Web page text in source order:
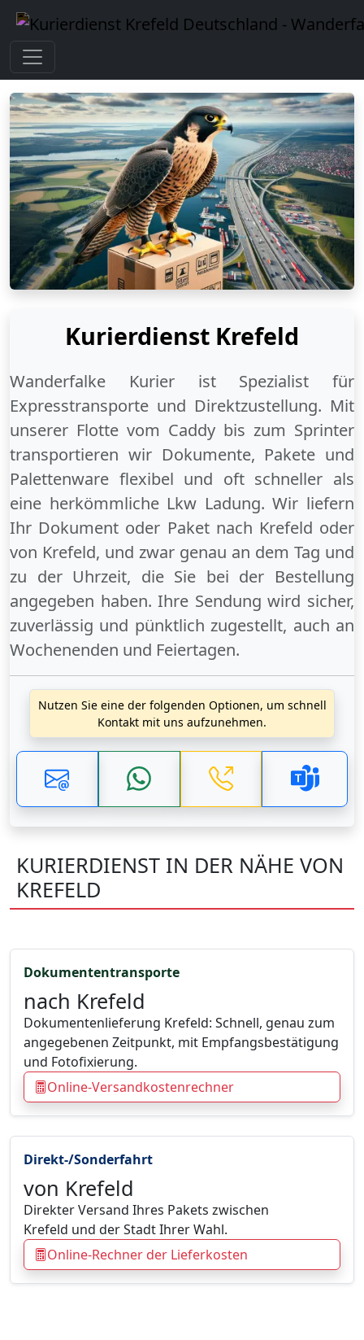
Kurierdienst Krefeld
Wanderfalke Kurier ist Spezialist für
Expresstransporte und Direktzustellung. Mit
unserer Flotte vom Caddy bis zum Sprinter
transportieren wir Dokumente, Pakete und
Palettenware flexibel und oft schneller als
eine herkömmliche Lkw Ladung. Wir liefern
Ihr Dokument oder Paket nach Krefeld oder
von Krefeld, und zwar genau an dem Tag und
zu der Uhrzeit, die Sie bei der Bestellung
angegeben haben. Ihre Sendung wird sicher,
zuverlässig und pünktlich zugestellt, auch an
Wochenenden und Feiertagen.
Nutzen Sie eine der folgenden Optionen, um schnell
Kontakt mit uns aufzunehmen.
KURIERDIENST IN DER NÄHE VON
KREFELD
Direkt-/Sonderfahrt
von Krefeld
Direkter Versand Ihres Pakets zwischen
Krefeld und der Stadt Ihrer Wahl.
Online-Rechner der Lieferkosten
Dokumententransporte
nach Krefeld
Dokumentenlieferung Krefeld: Schnell, genau zum
angegebenen Zeitpunkt, mit Empfangsbestätigung
und Fotofixierung.
Online-Versandkostenrechner